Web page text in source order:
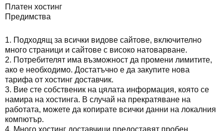
Платен хостинг
Предимства
1. Подходящ за всички видове сайтове, включително
много страници и сайтове с високо натоварване.
2. Потребителят има възможност да промени лимитите,
ако е необходимо. Достатъчно е да закупите нова
тарифа от хостинг доставчик.
3. Вие сте собственик на цялата информация, която се
намира на хостинга. В случай на прекратяване на
работата, можете да копирате всички данни на локалния
компютър.
4. Много хостинг доставчици предоставят пробен